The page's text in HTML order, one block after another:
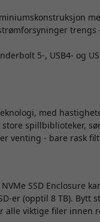
trengs
5-, USB4- og
med
spillbiblioteker,
venting - bare rask
SSD Enclosure
er (opptil 8 TB). Bytt
viktige filer innen